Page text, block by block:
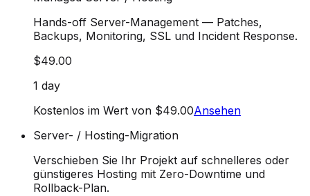
Hands-off Server-Management — Patches,
Backups, Monitoring, SSL und Incident Response.
$49.00
1 day
Kostenlos im Wert von $49.00Ansehen
Server- / Hosting-Migration
Verschieben Sie Ihr Projekt auf schnelleres oder
günstigeres Hosting mit Zero-Downtime und
Rollback-Plan.